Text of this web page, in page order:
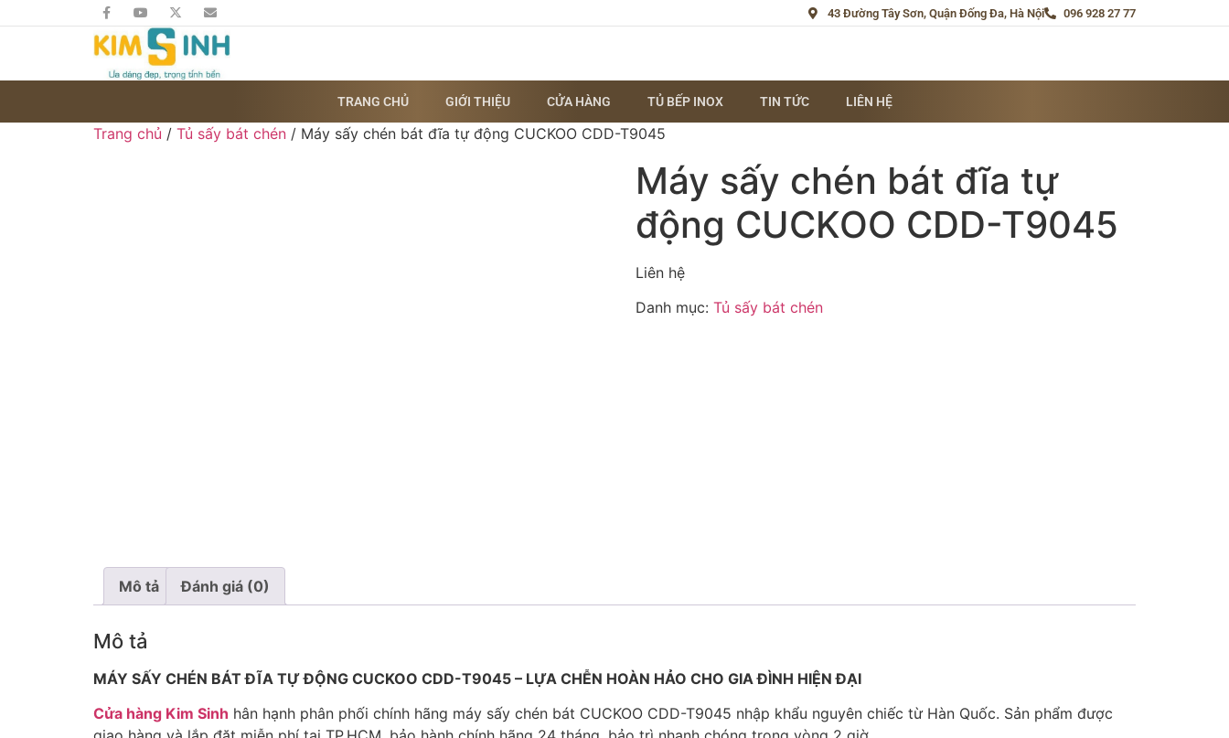
43 Đường Tây Sơn, Quận Đống Đa, Hà Nội 096 928 27 77
TRANG CHỦ GIỚI THIỆU CỬA HÀNG TỦ BẾP INOX TIN TỨC LIÊN HỆ
Trang chủ / Tủ sấy bát chén / Máy sấy chén bát đĩa tự động CUCKOO CDD-T9045
Máy sấy chén bát đĩa tự
động CUCKOO CDD-T9045
Liên hệ
Danh mục: Tủ sấy bát chén
Mô tả Đánh giá (0)
Mô tả
MÁY SẤY CHÉN BÁT ĐĨA TỰ ĐỘNG CUCKOO CDD-T9045 – LỰA CHỄN HOÀN HẢO CHO GIA ĐÌNH HIỆN ĐẠI
Cửa hàng Kim Sinh hân hạnh phân phối chính hãng máy sấy chén bát CUCKOO CDD-T9045 nhập khẩu nguyên chiếc từ Hàn Quốc. Sản phẩm được